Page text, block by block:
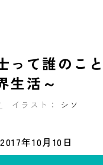
って誰のこ
生活～
イラスト： シソ
2017年10月10日